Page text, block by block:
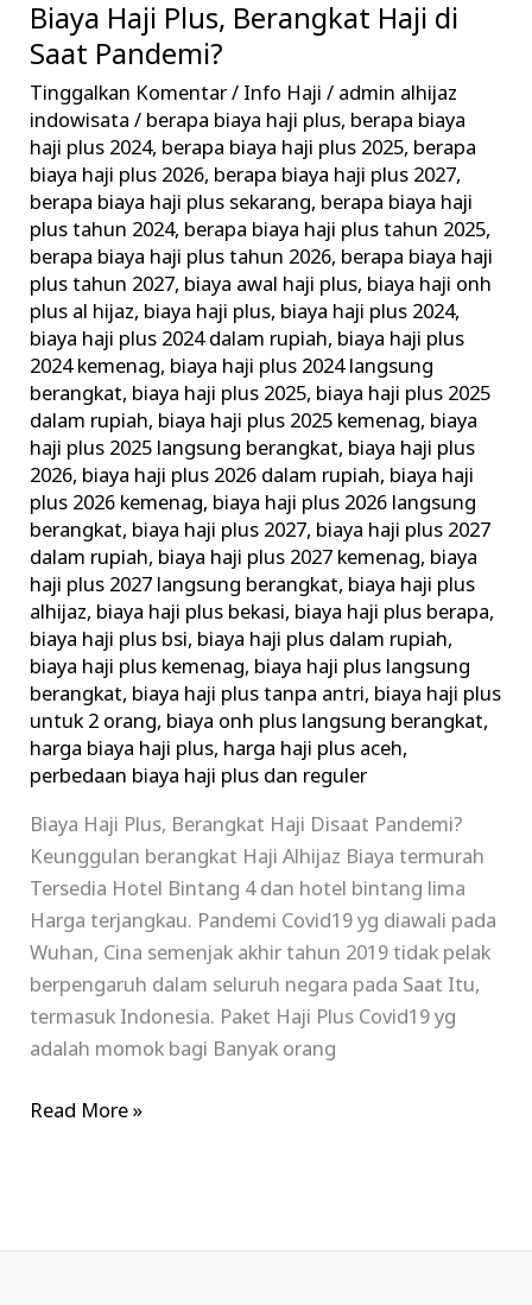
Biaya Haji Plus, Berangkat Haji di
Saat Pandemi?
Tinggalkan Komentar/ Info Haji / admin alhijaz
indowisata/ berapa biaya haji plus, berapa biaya
haji plus 2024, berapa biaya haji plus 2025, berapa
biaya haji plus 2026, berapa biaya haji plus 2027,
berapa biaya haji plus sekarang, berapa biaya haji
plus tahun 2024, berapa biaya haji plus tahun 2025,
berapa biaya haji plus tahun 2026, berapa biaya haji
plus tahun 2027, biaya awal haji plus, biaya haji onh
plus al hijaz, biaya haji plus, biaya haji plus 2024,
biaya haji plus 2024 dalam rupiah, biaya haji plus
2024 kemenag, biaya haji plus 2024 langsung
berangkat, biaya haji plus 2025, biaya haji plus 2025
dalam rupiah, biaya haji plus 2025 kemenag, biaya
haji plus 2025 langsung berangkat, biaya haji plus
2026, biaya haji plus 2026 dalam rupiah, biaya haji
plus 2026 kemenag, biaya haji plus 2026 langsung
berangkat, biaya haji plus 2027, biaya haji plus 2027
dalam rupiah, biaya haji plus 2027 kemenag, biaya
haji plus 2027 langsung berangkat, biaya haji plus
alhijaz, biaya haji plus bekasi, biaya haji plus berapa,
biaya haji plus bsi, biaya haji plus dalam rupiah,
biaya haji plus kemenag, biaya haji plus langsung
berangkat, biaya haji plus tanpa antri, biaya haji plus
untuk 2 orang, biaya onh plus langsung berangkat,
harga biaya haji plus, harga haji plus aceh,
perbedaan biaya haji plus dan reguler
Biaya Haji Plus, Berangkat Haji Disaat Pandemi?
Keunggulan berangkat Haji Alhijaz Biaya termurah
Tersedia Hotel Bintang 4 dan hotel bintang lima
Harga terjangkau. Pandemi Covid19 yg diawali pada
Wuhan, Cina semenjak akhir tahun 2019 tidak pelak
berpengaruh dalam seluruh negara pada Saat Itu,
termasuk Indonesia. Paket Haji Plus Covid19 yg
adalah momok bagi Banyak orang
Biaya
Haji
Plus,
Berangkat
Haji
di
Saat
Pandemi?
Read More »